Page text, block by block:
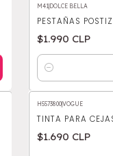
M41 DOLCE BELLA
PESTAÑAS
$1.990 CLP
Cantidad
H5573800|VOGUE
TINTA PARA
$1.690 CLP